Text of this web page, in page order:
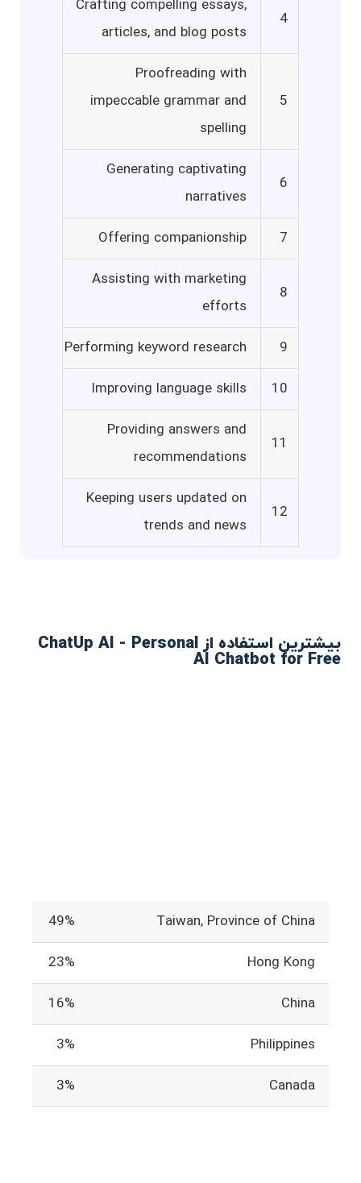
4
Crafting compelling essays,
articles, and blog posts
5
Proofreading with
impeccable grammar and
spelling
6
Generating captivating
narratives
7
Offering companionship
8
Assisting with marketing
efforts
9
Performing keyword research
10
Improving language skills
11
Providing answers and
recommendations
12
Keeping users updated on
trends and news
بیشترین استفاده از ChatUp AI - Personal
AI Chatbot for Free
Taiwan, Province of China
49%
Hong Kong
23%
China
16%
Philippines
3%
Canada
3%